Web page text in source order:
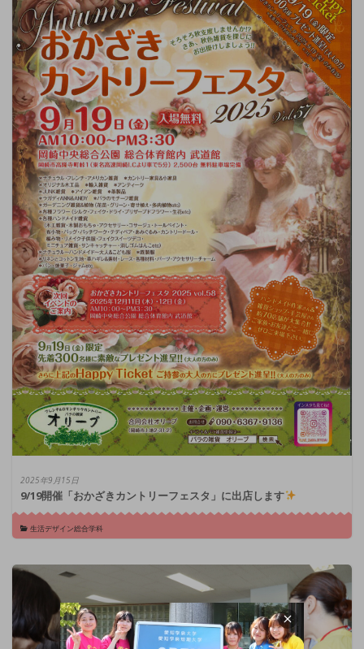
2025年9月15日
9/19開催「おかざきカントリーフェスタ」に出店します
生活デザイン総合学科